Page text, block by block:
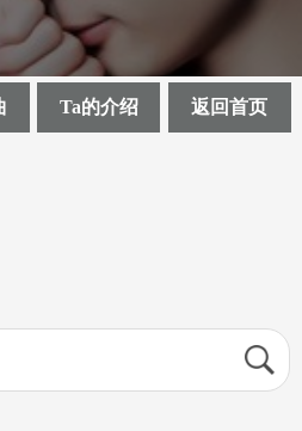
Ta的介绍 返回首页